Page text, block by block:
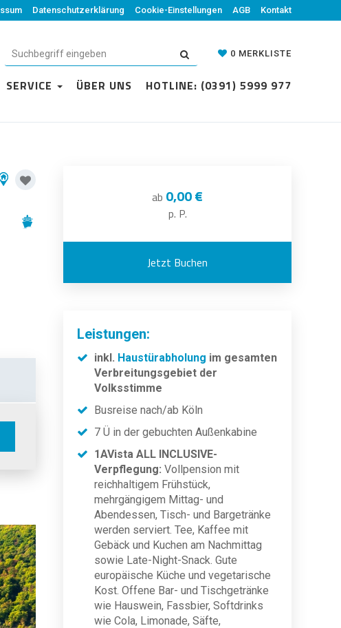
Datenschutzerklärung Cookie-Einstellungen AGB Kontakt
0 MERKLISTE
SERVICE ÜBER UNS HOTLINE: (0391) 5999 977
ab 0,00 €
p. P.
Jetzt Buchen
Leistungen:
inkl. Haustürabholung im gesamten
Verbreitungsgebiet der
Volksstimme
Busreise nach/ab Köln
7 Ü in der gebuchten Außenkabine
1AVista ALL INCLUSIVE-
Verpflegung: Vollpension mit
reichhaltigem Frühstück,
mehrgängigem Mittag- und
Abendessen, Tisch- und Bargetränke
werden serviert. Tee, Kaffee mit
Gebäck und Kuchen am Nachmittag
sowie Late-Night-Snack. Gute
europäische Küche und vegetarische
Kost. Offene Bar- und Tischgetränke
wie Hauswein, Fassbier, Softdrinks
wie Cola, Limonade, Säfte,